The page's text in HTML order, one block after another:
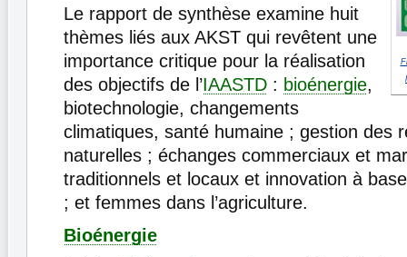
Le rapport de synthèse examine huit
thèmes liés aux AKST qui revêtent une
importance critique pour la réalisation
des objectifs de l’IAASTD : bioénergie,
biotechnologie, changements
climatiques, santé humaine ; gestion des
naturelles ; échanges commerciaux et
traditionnels et locaux et innovation à
; et femmes dans l’agriculture.
Bioénergie